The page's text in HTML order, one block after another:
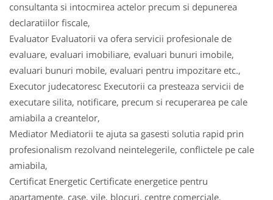
consultanta si intocmirea actelor precum si depunerea
declaratiilor fiscale,
Evaluator Evaluatorii va ofera servicii profesionale de
evaluare, evaluari imobiliare, evaluari bunuri imobile,
evaluari bunuri mobile, evaluari pentru impozitare etc.,
Executor judecatoresc Executorii ca presteaza servicii de
executare silita, notificare, precum si recuperarea pe cale
amiabila a creantelor,
Mediator Mediatorii te ajuta sa gasesti solutia rapid prin
profesionalism rezolvand neintelegerile, conflictele pe cale
amiabila,
Certificat Energetic Certificate energetice pentru
apartamente, case, vile, blocuri, centre comerciale,